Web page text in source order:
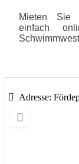
Mieten Sie
einfach
Adresse: